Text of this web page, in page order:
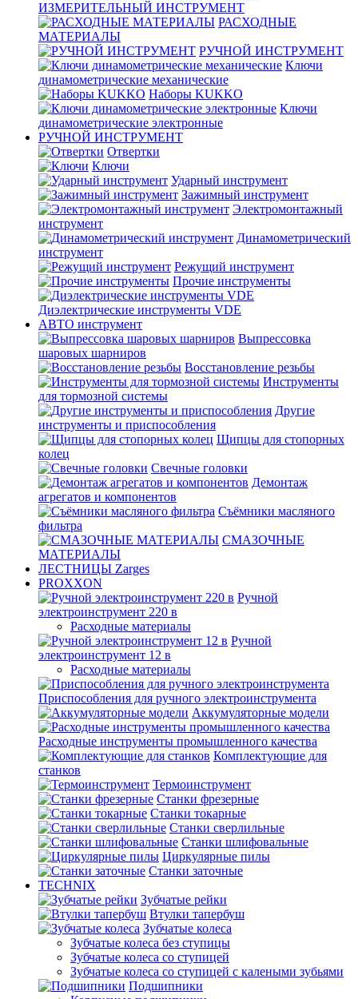
ИЗМЕРИТЕЛЬНЫЙ ИНСТРУМЕНТ
РАСХОДНЫЕ
МАТЕРИАЛЫ
РУЧНОЙ ИНСТРУМЕНТ
Ключи
динамометрические механические
Наборы KUKKO
Ключи
динамометрические электронные
РУЧНОЙ ИНСТРУМЕНТ
Отвертки
Ключи
Ударный инструмент
Зажимный инструмент
Электромонтажный
инструмент
Динамометрический
инструмент
Режущий инструмент
Прочие инструменты
Диэлектрические инструменты VDE
АВТО инструмент
Выпрессовка
шаровых шарниров
Восстановление резьбы
Инструменты
для тормозной системы
Другие
инструменты и приспособления
Щипцы для стопорных
колец
Свечные головки
Демонтаж
агрегатов и компонентов
Съёмники масляного
фильтра
СМАЗОЧНЫЕ
МАТЕРИАЛЫ
ЛЕСТНИЦЫ Zarges
PROXXON
Ручной
электроинструмент 220 в
Расходные материалы
Ручной
электроинструмент 12 в
Расходные материалы
Приспособления для ручного электроинструмента
Аккумуляторные модели
Расходные инструменты промышленного качества
Комплектующие для
станков
Термоинструмент
Станки фрезерные
Станки токарные
Станки сверлильные
Станки шлифовальные
Циркулярные пилы
Станки заточные
TECHNIX
Зубчатые рейки
Втулки тапербуш
Зубчатые колеса
Зубчатые колеса без ступицы
Зубчатые колеса со ступицей
Зубчатые колеса со ступицей с калеными зубьями
Подшипники